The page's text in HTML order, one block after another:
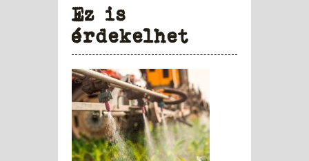
Ez is
érdekelhet